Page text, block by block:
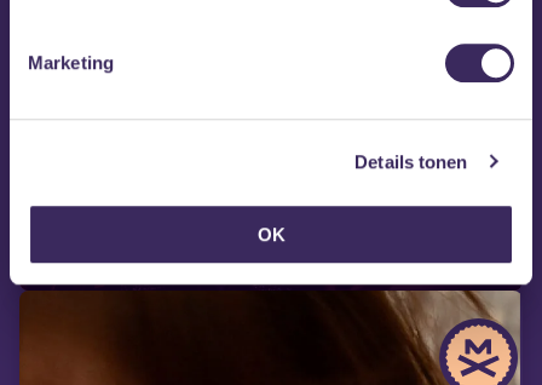
Marketing
Details tonen
OK
vr 28 aug